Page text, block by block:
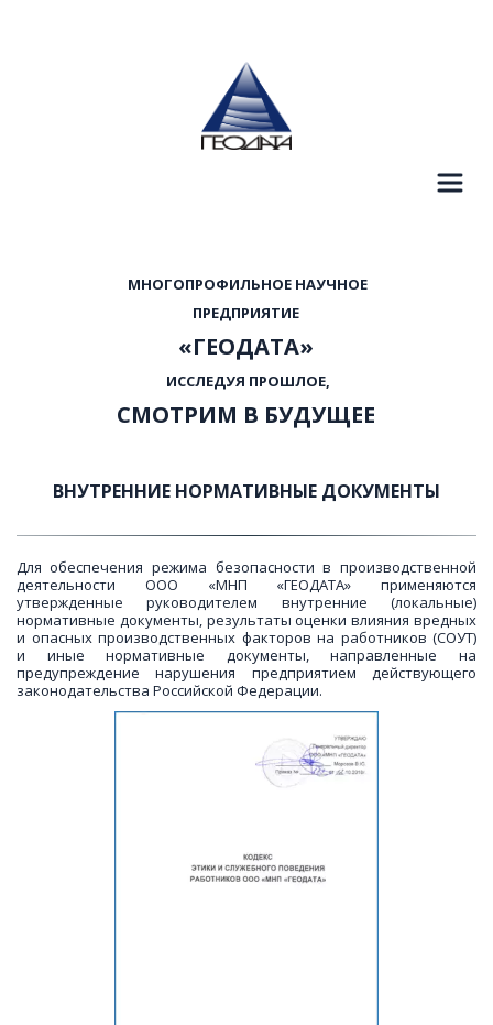
  МНОГОПРОФИЛЬНОЕ НАУЧНОЕ
ПРЕДПРИЯТИЕ
«ГЕОДАТА»
  ИССЛЕДУЯ ПРОШЛОЕ,
СМОТРИМ В БУДУЩЕЕ
ВНУТРЕННИЕ НОРМАТИВНЫЕ ДОКУМЕНТЫ
Для обеспечения режима безопасности в производственной
деятельности ООО «МНП «ГЕОДАТА» применяются
утвержденные руководителем внутренние (локальные)
нормативные документы, результаты оценки влияния вредных
и опасных производственных факторов на работников (СОУТ)
и иные нормативные документы, направленные на
предупреждение нарушения предприятием действующего
законодательства Российской Федерации.